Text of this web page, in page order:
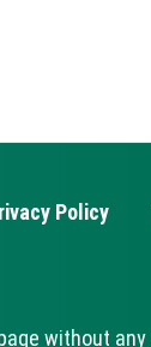
Policy
without any